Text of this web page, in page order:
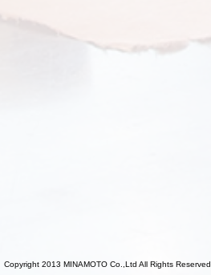
Copyright 2013 MINAMOTO Co.,Ltd All Rights Reserved.